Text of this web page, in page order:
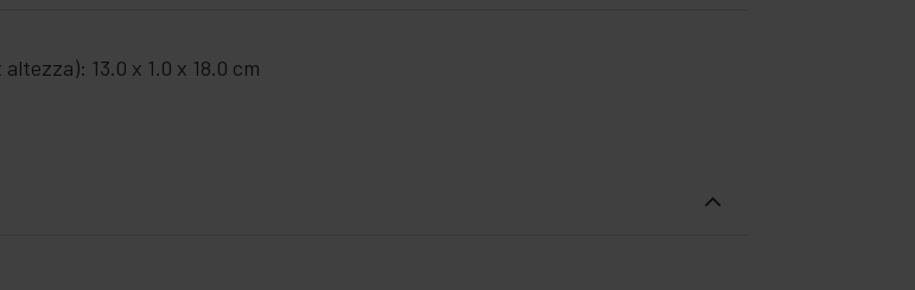
13.0 x 1.0 x 18.0 cm